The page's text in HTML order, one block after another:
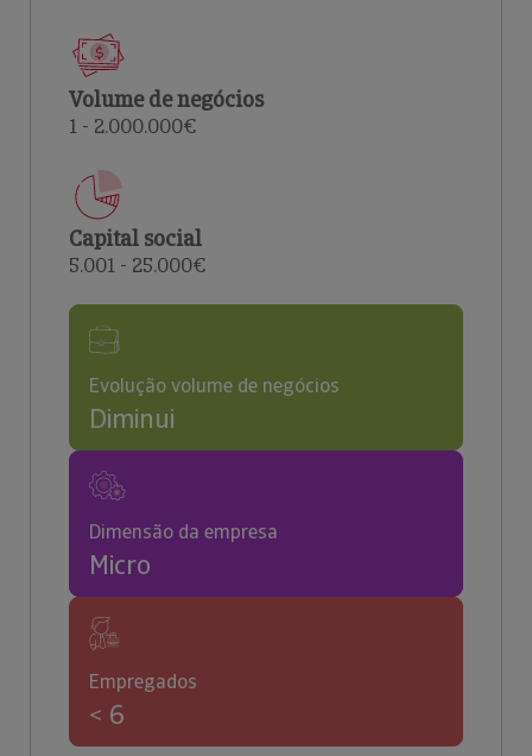
Volume de negócios
1 - 2.000.000€
Capital social
5.001 - 25.000€
Evolução volume de negócios
Diminui
Dimensão da empresa
Micro
Empregados
< 6